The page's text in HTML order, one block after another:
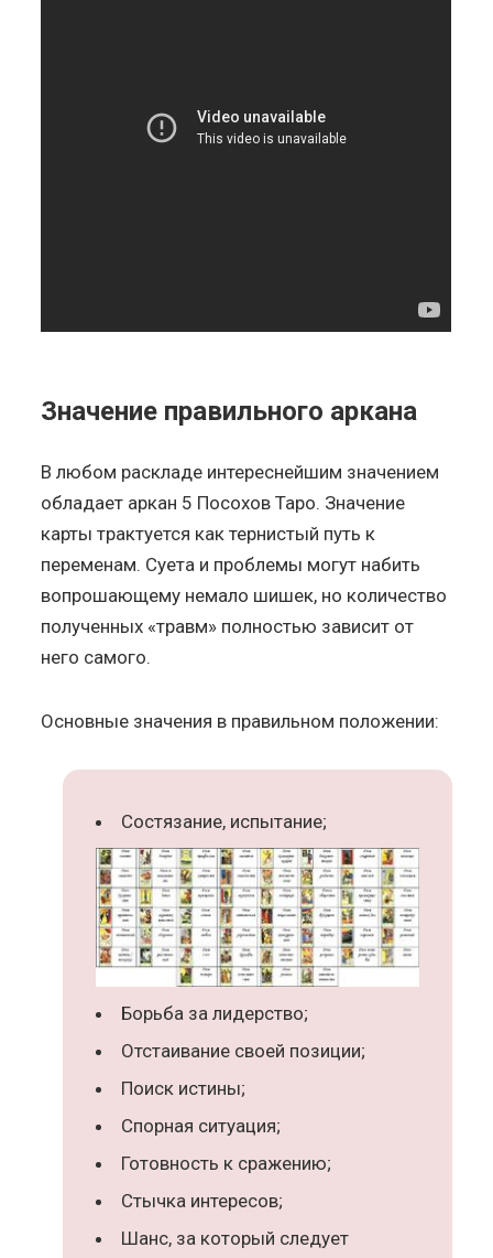
Значение правильного аркана
В любом раскладе интереснейшим значением
обладает аркан 5 Посохов Таро. Значение
карты трактуется как тернистый путь к
переменам. Суета и проблемы могут набить
вопрошающему немало шишек, но количество
полученных «травм» полностью зависит от
него самого.
Основные значения в правильном положении:
Состязание, испытание;
Борьба за лидерство;
Отстаивание своей позиции;
Поиск истины;
Спорная ситуация;
Готовность к сражению;
Стычка интересов;
Шанс, за который следует